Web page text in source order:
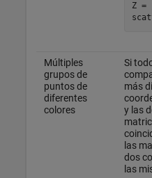
Z =
Múltiples
grupos de
puntos de
diferentes
colores
Si
más
y las
las
dos
las